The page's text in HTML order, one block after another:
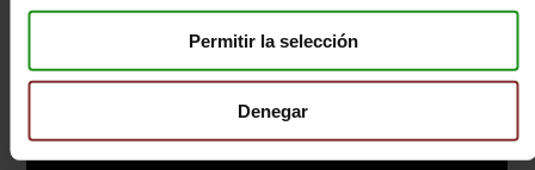
Permitir la selección
Denegar